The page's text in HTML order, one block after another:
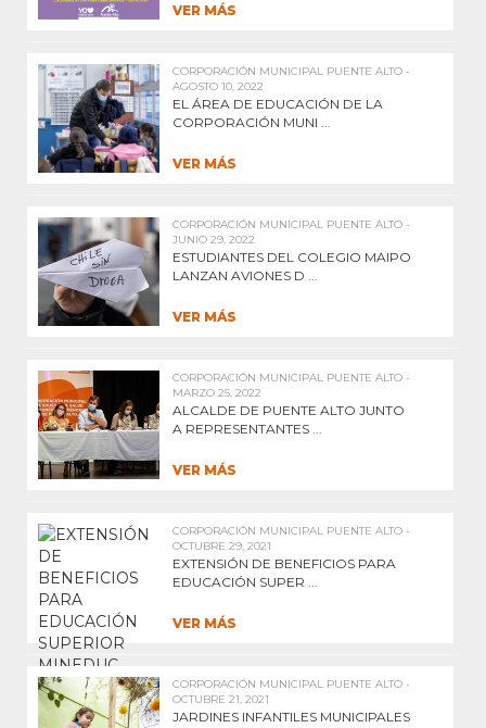
VER MÁS
CORPORACIÓN MUNICIPAL PUENTE ALTO -
AGOSTO 10, 2022
EL ÁREA DE EDUCACIÓN DE LA
CORPORACIÓN MUNI ...
VER MÁS
CORPORACIÓN MUNICIPAL PUENTE ALTO -
JUNIO 29, 2022
ESTUDIANTES DEL COLEGIO MAIPO
LANZAN AVIONES D ...
VER MÁS
CORPORACIÓN MUNICIPAL PUENTE ALTO -
MARZO 25, 2022
ALCALDE DE PUENTE ALTO JUNTO
A REPRESENTANTES ...
VER MÁS
CORPORACIÓN MUNICIPAL PUENTE ALTO -
OCTUBRE 29, 2021
EXTENSIÓN DE BENEFICIOS PARA
EDUCACIÓN SUPER ...
VER MÁS
CORPORACIÓN MUNICIPAL PUENTE ALTO -
OCTUBRE 21, 2021
JARDINES INFANTILES MUNICIPALES